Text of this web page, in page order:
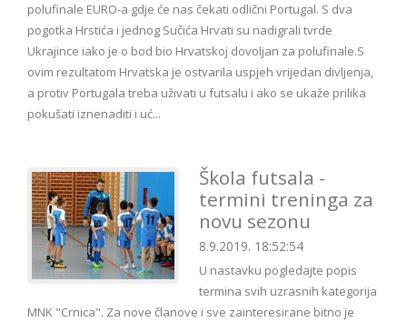
polufinale EURO-a gdje će nas čekati odlični Portugal. S dva
pogotka Hrstića i jednog Sučića Hrvati su nadigrali tvrde
Ukrajince iako je o bod bio Hrvatskoj dovoljan za polufinale.S
ovim rezultatom Hrvatska je ostvarila uspjeh vrijedan divljenja,
a protiv Portugala treba uživati u futsalu i ako se ukaže prilika
pokušati iznenaditi i uć...
Škola futsala -
termini treninga za
novu sezonu
8.9.2019. 18:52:54
U nastavku pogledajte popis
termina svih uzrasnih kategorija
MNK "Crnica". Za nove članove i sve zainteresirane bitno je